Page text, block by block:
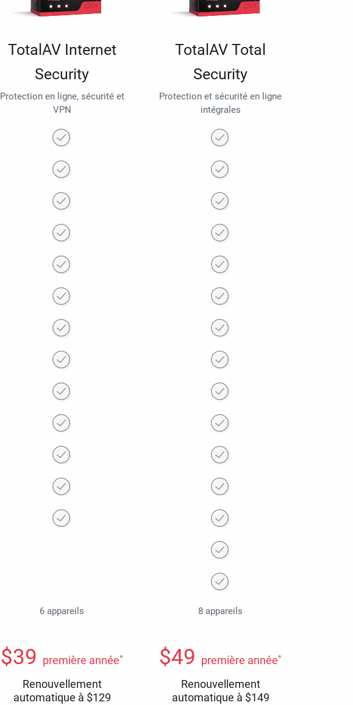
TotalAV Internet
Security
Protection en ligne, sécurité et
VPN
TotalAV Total
Security
Protection et sécurité en ligne
intégrales
6 appareils 8 appareils
$39 première année*
Renouvellement
automatique à $129
$49 première année*
Renouvellement
automatique à $149